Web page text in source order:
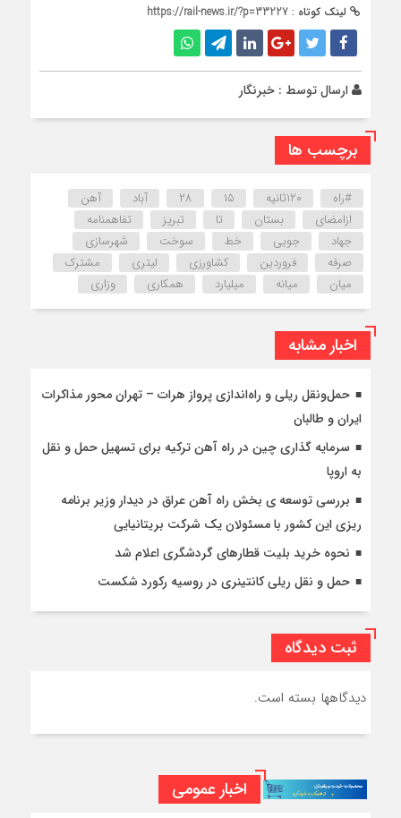
لینک کوتاه : https://rail-news.ir/?p=33227
ارسال توسط : خبرنگار
برچسب ها
#راه ۱۲۰ثانیه ۱۵ ۲۸ آباد
آهن
ازامضای
بستان تا تبریز
تفاهمنامه
جهاد
جویی خط سوخت
شهرسازی
صرفه
فروردین کشاورزی لیتری
مشترک
میان
میانه میلیارد همکاری وزاری
اخبار مشابه
حمل‌ونقل ریلی و راه‌اندازی پرواز هرات – تهران محور مذاکرات
ایران و طالبان
سرمایه گذاری چین در راه آهن ترکیه برای تسهیل حمل و نقل
به اروپا
بررسی توسعه ی بخش راه آهن عراق در دیدار وزیر برنامه
ریزی این کشور با مسئولان یک شرکت بریتانیایی
نحوه خرید بلیت قطارهای گردشگری اعلام شد
حمل و نقل ریلی کانتینری در روسیه رکورد شکست
ثبت دیدگاه
دیدگاهها بسته است.
اخبار عمومی